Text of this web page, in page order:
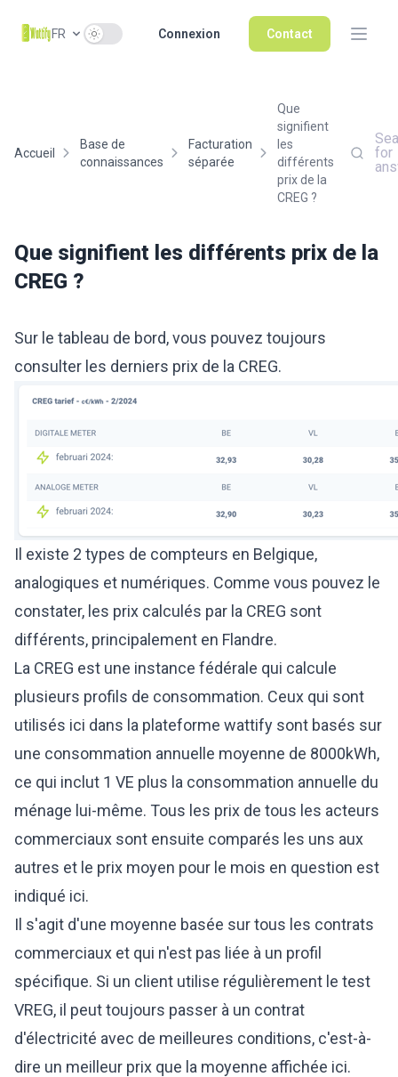
FR Use setting Connexion Contact
Accueil
Base de
connaissances
Facturation
séparée
Que
signifient
les
différents
prix de la
CREG ?
for
Que signifient les différents prix de la
CREG ?
Sur le tableau de bord, vous pouvez toujours
consulter les derniers prix de la CREG.
Il existe 2 types de compteurs en Belgique,
analogiques et numériques. Comme vous pouvez le
constater, les prix calculés par la CREG sont
différents, principalement en Flandre.
La CREG est une instance fédérale qui calcule
plusieurs profils de consommation. Ceux qui sont
utilisés ici dans la plateforme wattify sont basés sur
une consommation annuelle moyenne de 8000kWh,
ce qui inclut 1 VE plus la consommation annuelle du
ménage lui-même. Tous les prix de tous les acteurs
commerciaux sont ensuite comparés les uns aux
autres et le prix moyen pour le mois en question est
indiqué ici.
Il s'agit d'une moyenne basée sur tous les contrats
commerciaux et qui n'est pas liée à un profil
spécifique. Si un client utilise régulièrement le test
VREG, il peut toujours passer à un contrat
d'électricité avec de meilleures conditions, c'est-à-
dire un meilleur prix que la moyenne affichée ici.